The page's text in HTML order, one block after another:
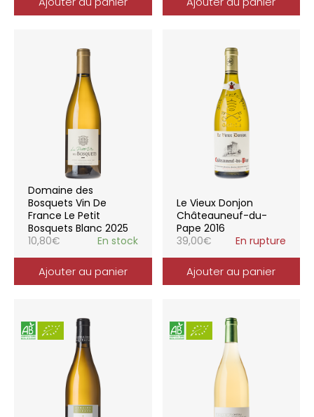
Domaine des
Bosquets Vin De
France Le Petit
Bosquets Blanc 2025
10,80€ En stock
Ajouter au panier
Le Vieux Donjon
Châteauneuf-du-
Pape 2016
39,00€ En rupture
Ajouter au panier